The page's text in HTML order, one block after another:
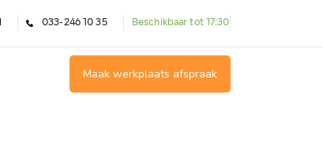
033-246 10 35 Beschikbaar tot 17:30
Maak werkplaats afspraak